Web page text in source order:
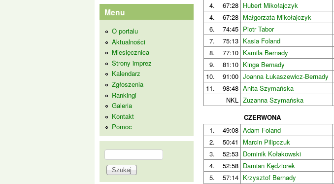
4.
67:28 Hubert Mikołajczyk
4.
67:28 Małgorzata Mikołajczyk
6.
74:45 Piotr Tabor
7.
75:13 Kasia Foland
8.
77:10 Kamila Bernady
9.
81:10 Kinga Bernady
10.
91:00 Joanna Łukaszewicz-Bernady
11.
98:48 Anita Szymańska
NKL Zuzanna Szymańska
CZERWONA
1.
49:08 Adam Foland
2.
50:41 Marcin Pilipczuk
3.
52:53 Dominik Kołakowski
4.
52:58 Damian Kędziorek
5.
57:14 Krzysztof Bernady
Menu
O portalu
Aktualności
Miesięcznica
Strony imprez
Kalendarz
Zgłoszenia
Rankingi
Galeria
Kontakt
Pomoc
Formularz wyszukiwania
Szukaj